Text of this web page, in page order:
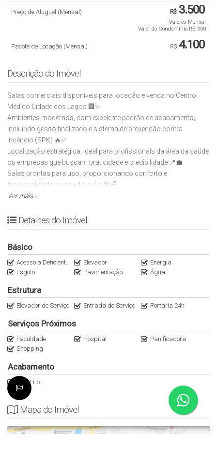
R$3.500
Preço de Aluguel (Mensal)
Valores Mensal
Valor do Condominio R$ 600
R$ 4.100
Pacote de Locação (Mensal)
Descrição do Imóvel
Salas comerciais disponíveis para locação e venda no Centro
Médico Cidade dos Lagos 🏢✨
Ambientes modernos, com excelente padrão de acabamento,
incluindo gesso finalizado e sistema de prevenção contra
incêndio (SPK) 🔥✅
Localização estratégica, ideal para profissionais da área da saúde
ou empresas que buscam praticidade e credibilidade 📍💼
Salas prontas para uso, proporcionando conforto e
funcionalidade no seu dia a dia 🛠️🪑
💰 Valor de locação: R$ 3.200,00 por sala.
Entre em contato para mais informações e agende uma visita 📲
🤝
Ver mais...
Detalhes do Imóvel
Básico
Acesso a Deficientes Elevador
Energia
Esgoto
Pavimentação Água
Estrutura
Elevador de Serviço Entrada de Serviço Portaria 24h
Serviços Próximos
Faculdade Hospital
Panificadora
Shopping
Acabamento
Piso Frio
Mapa do Imóvel